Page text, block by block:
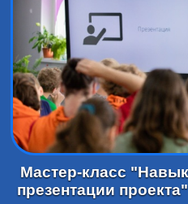
Мастер-класс
презентации